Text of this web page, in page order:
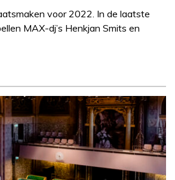
voor 2022. In de laatste
MAX-dj’s Henkjan Smits en